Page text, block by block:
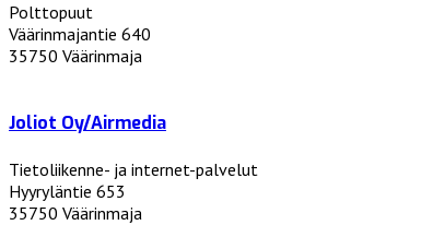
Polttopuut
Väärinmajantie 640
35750 Väärinmaja
Joliot Oy/Airmedia
Tietoliikenne- ja internet-palvelut
Hyyryläntie 653
35750 Väärinmaja